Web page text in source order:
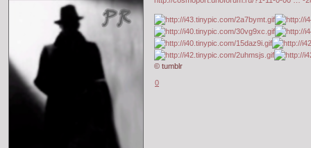
© tumblr
0